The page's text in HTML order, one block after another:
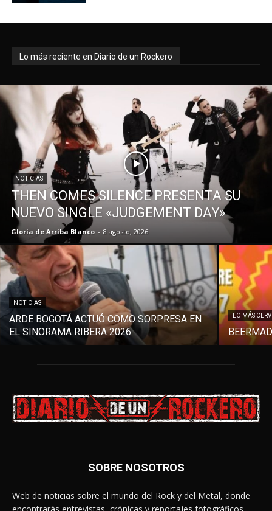
Lo más reciente en Diario de un Rockero
NOTICIAS
THEN COMES SILENCE PRESENTA SU
NUEVO SINGLE «JUDGEMENT DAY»
Gloria de Arriba Blanco - 8 agosto, 2026
NOTICIAS
ARDE BOGOTÁ ACTUÓ COMO SORPRESA EN
EL SINORAMA RIBERA 2026
LO MÁS
SOBRE NOSOTROS
Web de noticias sobre el mundo del Rock y del Metal, donde